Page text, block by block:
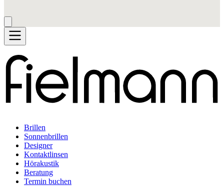
Brillen
Sonnenbrillen
Designer
Kontaktlinsen
Hörakustik
Beratung
Termin buchen